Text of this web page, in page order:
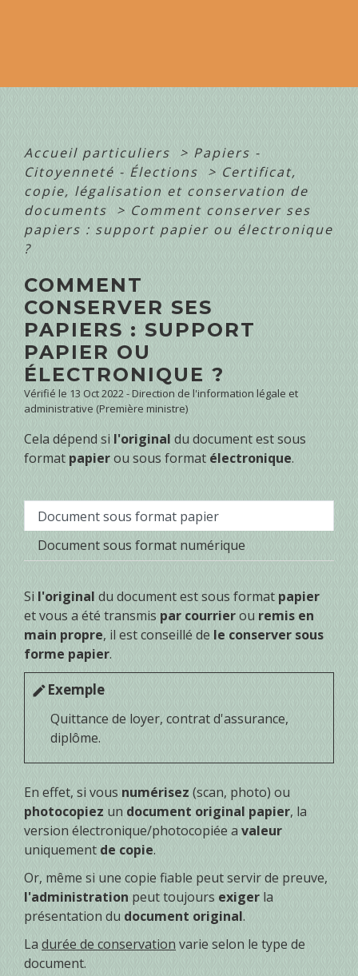
Accueil particuliers > Papiers -
Citoyenneté - Élections
> Certificat,
copie, légalisation et conservation de
documents
> Comment conserver ses
papiers : support papier ou électronique
?
COMMENT
CONSERVER SES
PAPIERS : SUPPORT
PAPIER OU
ÉLECTRONIQUE ?
Vérifié le 13 Oct 2022 - Direction de l'information légale et
administrative (Première ministre)
Cela dépend si l'original du document est sous
format papierou sous format électronique.
Document sous format papier
Document sous format numérique
Si l'original du document est sous format papier
et vous a été transmis par courrierou remis en
main propre, il est conseillé de le conserver sous
forme papier.
edit Exemple
Quittance de loyer, contrat d'assurance,
diplôme.
En effet, si vous numérisez (scan, photo) ou
photocopiez un document original papier, la
version électronique/photocopiée a valeur
uniquement de copie.
Or, même si une copie fiable peut servir de preuve,
l'administration peut toujours exiger la
présentation du document original.
La durée de conservationvarie selon le type de
document.